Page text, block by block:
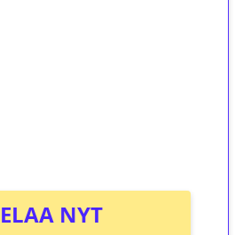
NYT